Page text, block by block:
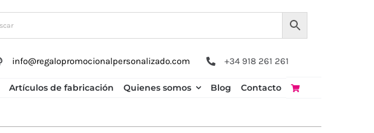
info@regalopromocionalpersonalizado.com +34 918 261 261
Artículos de fabricación Quienes somos Blog Contacto